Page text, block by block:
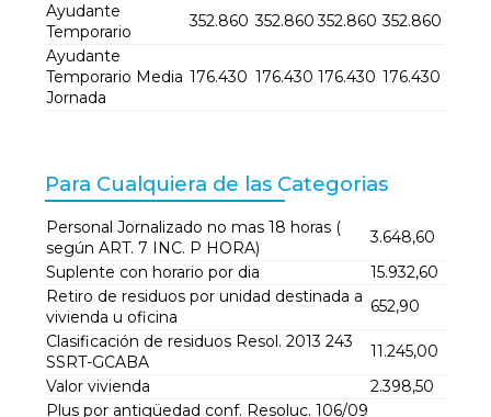
Ayudante
Temporario
352.860 352.860 352.860 352.860
Ayudante
Temporario Media
Jornada
176.430 176.430 176.430 176.430
Para Cualquiera de las Categorias
Personal Jornalizado no mas 18 horas (
según ART. 7 INC. P HORA)
3.648,60
Suplente con horario por dia
15.932,60
Retiro de residuos por unidad destinada a
vivienda u oficina
652,90
Clasificación de residuos Resol. 2013 243
SSRT-GCABA
11.245,00
Valor vivienda
2.398,50
Plus por antigüedad conf. Resoluc. 106/09